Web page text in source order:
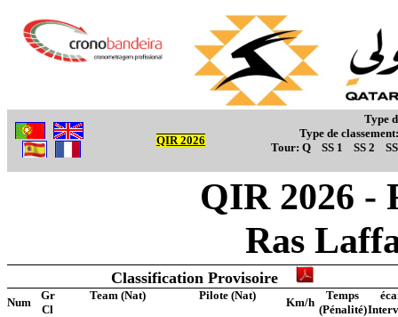
QIR 2026
Type
Type de
Tour: Q SS 1 SS 2
QIR 2026 -
Ras
Classification Provisoire
Num
Gr Team (Nat) Pilote (Nat)
Km/h
Temps
Cl
(Pénalité)